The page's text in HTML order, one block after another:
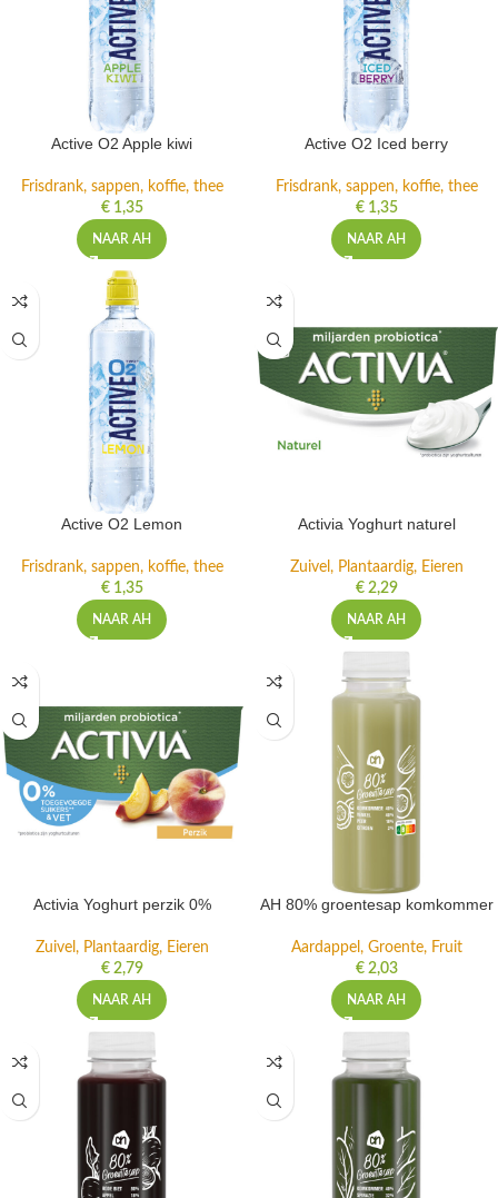
Active O2 Apple kiwi
Frisdrank, sappen, koffie, thee
€1,35
NAAR AH
Active O2 Iced berry
Frisdrank, sappen, koffie, thee
€1,35
NAAR AH
Active O2 Lemon
Frisdrank, sappen, koffie, thee
€1,35
NAAR AH
Activia Yoghurt naturel
Zuivel, Plantaardig, Eieren
€2,29
NAAR AH
Activia Yoghurt perzik 0%
Zuivel, Plantaardig, Eieren
€2,79
NAAR AH
AH 80% groentesap komkommer
Aardappel, Groente, Fruit
€2,03
NAAR AH